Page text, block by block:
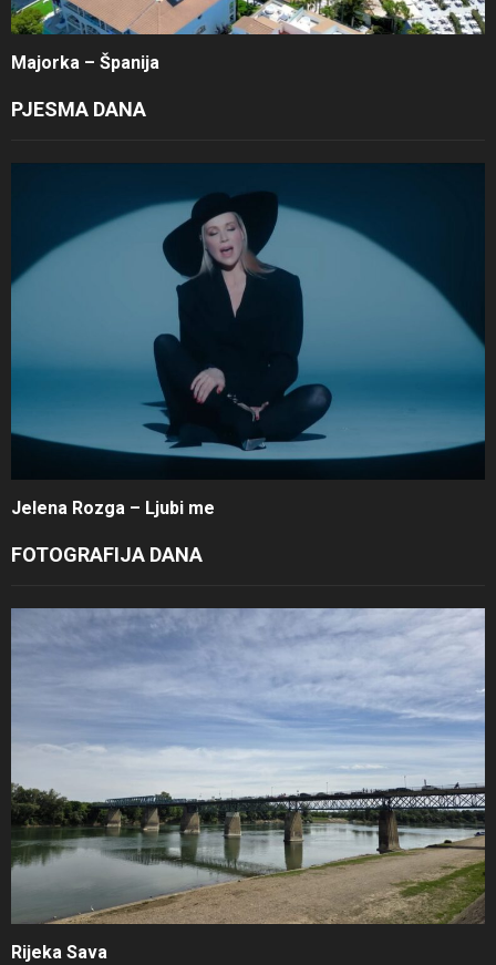
Majorka – Španija
PJESMA DANA
Jelena Rozga – Ljubi me
FOTOGRAFIJA DANA
Rijeka Sava